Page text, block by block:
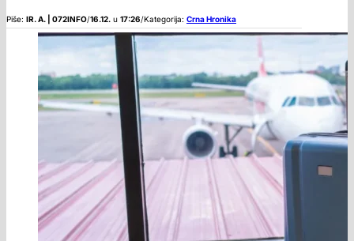
Piše: IR. A. | 072INFO/16.12. u 17:26/Kategorija: Crna Hronika